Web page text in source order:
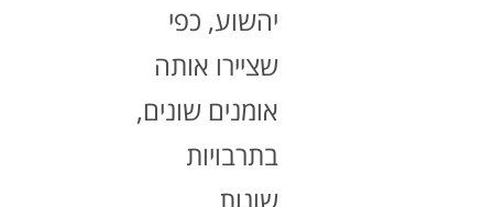
יהשוע, כפי
שציירו אותה
אומנים שונים,
בתרבויות
שונות